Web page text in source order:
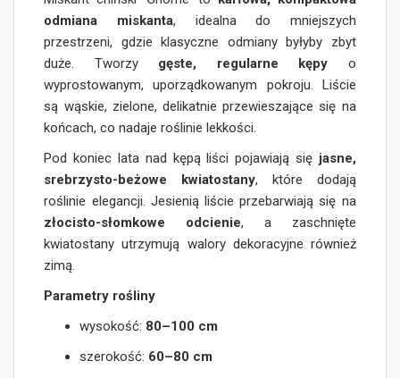
odmiana miskanta, idealna do mniejszych
przestrzeni, gdzie klasyczne odmiany byłyby zbyt
duże. Tworzy gęste, regularne kępy o
wyprostowanym, uporządkowanym pokroju. Liście
są wąskie, zielone, delikatnie przewieszające się na
końcach, co nadaje roślinie lekkości.
Pod koniec lata nad kępą liści pojawiają się jasne,
srebrzysto-beżowe kwiatostany, które dodają
roślinie elegancji. Jesienią liście przebarwiają się na
złocisto-słomkowe odcienie, a zaschnięte
kwiatostany utrzymują walory dekoracyjne również
zimą.
Parametry rośliny
wysokość: 80–100 cm
szerokość: 60–80 cm